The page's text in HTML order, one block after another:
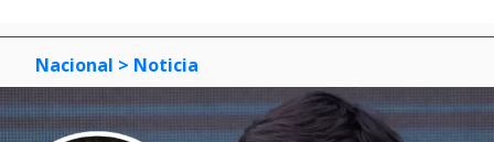
Nacional > Noticia